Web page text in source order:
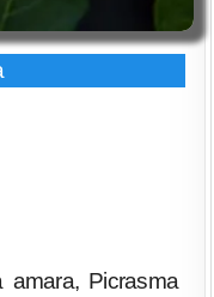
amara, Picrasma